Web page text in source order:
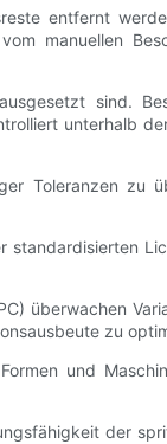
entfernt
manuellen
sind.
unterhalb
Toleranzen zu
überwachen
zu
und
der